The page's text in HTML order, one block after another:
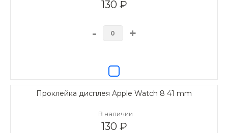
130 ₽
- +
Проклейка дисплея Apple Watch 8 41 mm
В наличии
130 ₽